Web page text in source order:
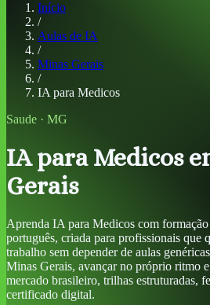
Início
/
Aulas de IA
/
Minas Gerais
/
IA para Medicos
Saude · MG
IA para Medicos
Gerais
Aprenda IA para Medicos com
português, criada para profissionais que
trabalho sem depender de aulas
Minas Gerais, avançar no próprio ritmo
mercado brasileiro, trilhas estruturadas,
certificado digital.